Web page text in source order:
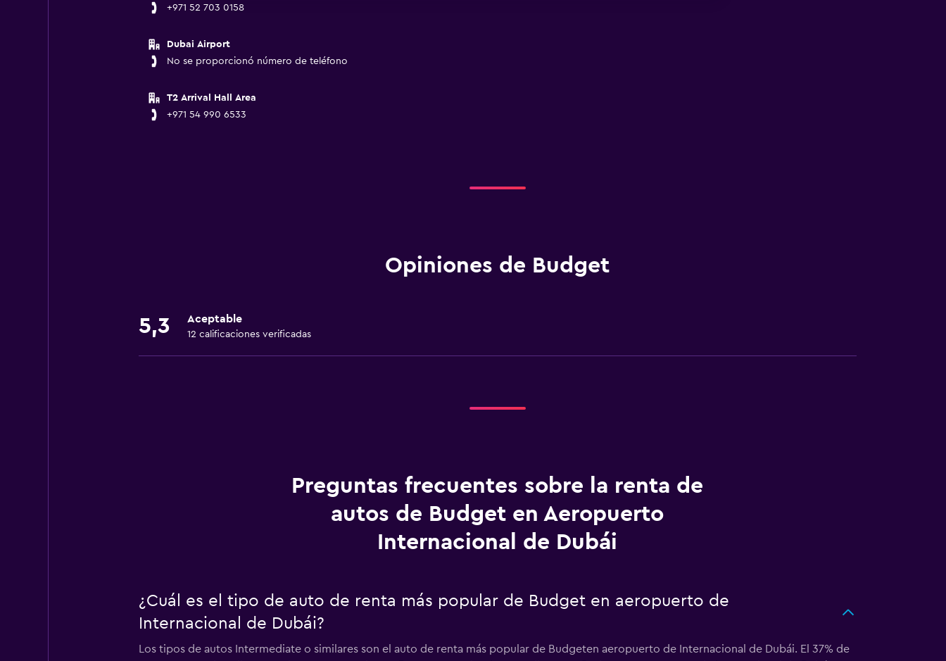
+971 52 703 0158
Dubai Airport
No se proporcionó número de teléfono
T2 Arrival Hall Area
+971 54 990 6533
Opiniones de Budget
5,3 Aceptable
12 calificaciones verificadas
Preguntas frecuentes sobre la renta de
autos de Budget en Aeropuerto
Internacional de Dubái
¿Cuál es el tipo de auto de renta más popular de Budget en aeropuerto de
Internacional de Dubái?
Los tipos de autos Intermediate o similares son el auto de renta más popular de Budgeten aeropuerto de Internacional de Dubái. El 37% de